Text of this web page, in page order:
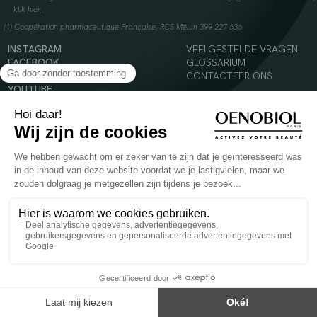
klik hier
(1) Coopération pharmaceutique Française, RCS Melun 399 227 636
INSTAGRAM
FACEBOOK
TIKTOK
YOUTUBE
VEELGESTELDE VRAGEN
GLOSSARIUM
CONTACTEER ONS
Voedingssupplement dat moet worden geconsumeerd als onderdeel van een gevarieerde,
evenwichtige voeding en een gezonde levensstijl. Aanbevolen dagelijkse dosis niet
overschrijden. Enkel voor volwassenen, buiten het bereik van kinderen houden.